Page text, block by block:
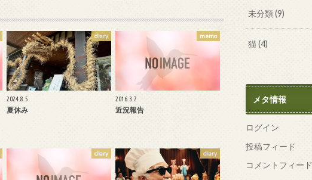
diary
2024.8.5
夏休み
memo
2016.3.7
近況報告
diary diary
未分類(9)
猫(4)
メタ情報
ログイン
投稿フィード
コメントフィード